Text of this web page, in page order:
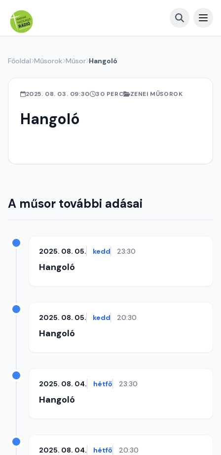
Főoldal Műsorok Műsor Hangoló
2025. 08. 03. 09:30 30 PERC ZENEI MŰSOROK
Hangoló
A műsor további adásai
2025. 08. 05. kedd 23:30
Hangoló
2025. 08. 05. kedd 20:30
Hangoló
2025. 08. 04. hétfő 23:30
Hangoló
2025. 08. 04. hétfő 20:30